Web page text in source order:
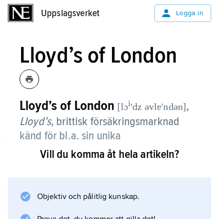
Uppslagsverket Logga in
Lloyd’s of London
Lloyd’s of London [lɔiʹdz əvlɐʹndən],
Lloyd’s, brittisk försäkringsmarknad
känd för bl.a. sin unika
organisationsform.
(engelska
Vill du komma åt hela artikeln?
Objektiv och pålitlig kunskap.